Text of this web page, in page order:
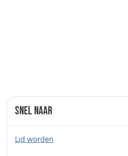
Snel naar
Lid worden